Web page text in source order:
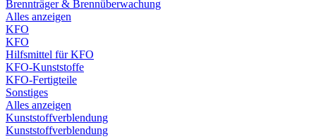
Brennträger & Brennüberwachung
Alles anzeigen
KFO
KFO
Hilfsmittel für KFO
KFO-Kunststoffe
KFO-Fertigteile
Sonstiges
Alles anzeigen
Kunststoffverblendung
Kunststoffverblendung